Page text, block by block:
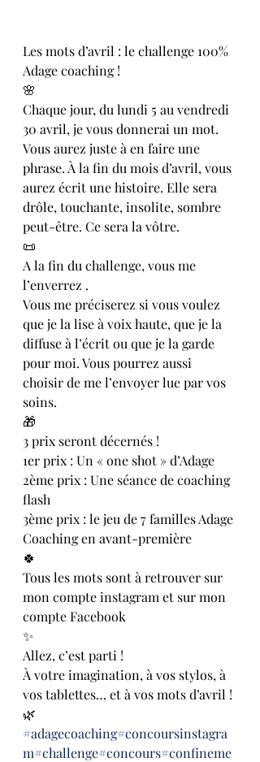
Les mots d’avril : le challenge 100%
Adage coaching !
🌸
Chaque jour, du lundi 5 au vendredi
30 avril, je vous donnerai un mot.
Vous aurez juste à en faire une
phrase. À la fin du mois d’avril, vous
aurez écrit une histoire. Elle sera
drôle, touchante, insolite, sombre
peut-être. Ce sera la vôtre.
📜
A la fin du challenge, vous me
l’enverrez .
Vous me préciserez si vous voulez
que je la lise à voix haute, que je la
diffuse à l’écrit ou que je la garde
pour moi. Vous pourrez aussi
choisir de me l’envoyer lue par vos
soins.
🎁
3 prix seront décernés !
1er prix : Un « one shot » d’Adage
2ème prix : Une séance de coaching
flash
3ème prix : le jeu de 7 familles Adage
Coaching en avant-première
🍀
Tous les mots sont à retrouver sur
mon compte instagram et sur mon
compte Facebook
✨
Allez, c’est parti !
À votre imagination, à vos stylos, à
vos tablettes… et à vos mots d’avril !
🌿
#adagecoaching#concoursinstagra
m#challenge#concours#confineme